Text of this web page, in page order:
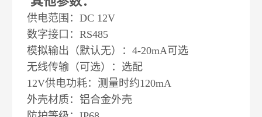
供电范围：DC 12V
数字接口：RS485
模拟输出（默认无）：4-20mA可选
无线传输（可选）：选配
12V供电功耗：测量时约120mA
外壳材质：铝合金外壳